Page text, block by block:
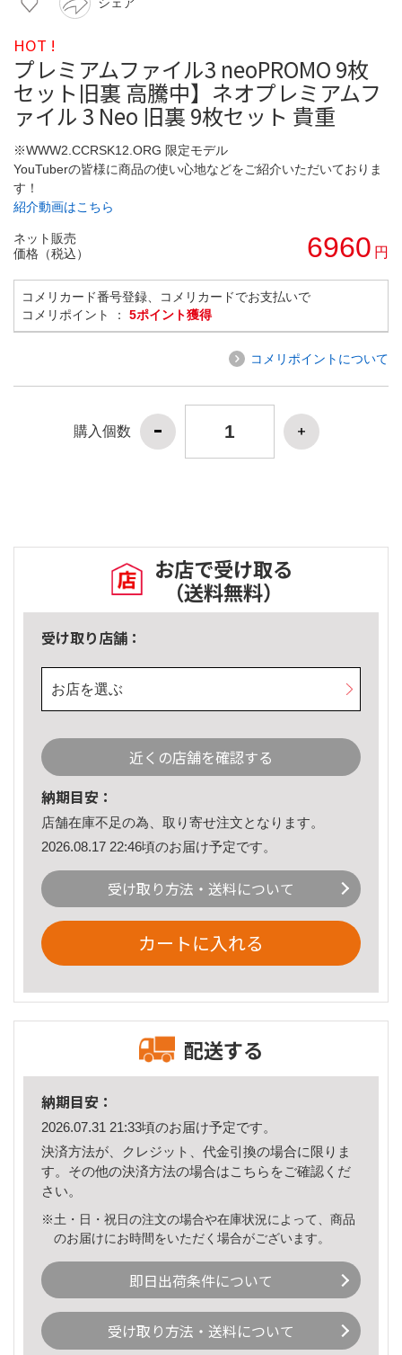
シェア
HOT !
プレミアムファイル3 neoPROMO 9枚
セット旧裏 高騰中】ネオプレミアムフ
ァイル 3 Neo 旧裏 9枚セット 貴重
※WWW2.CCRSK12.ORG 限定モデル
YouTuberの皆様に商品の使い心地などをご紹介いただいておりま
す！
紹介動画はこちら
ネット販売
価格（税込）
6960 円
コメリカード番号登録、コメリカードでお支払いで
コメリポイント ： 5ポイント獲得
コメリポイントについて
購入個数
お店で受け取る
（送料無料）
受け取り店舗：
お店を選ぶ
近くの店舗を確認する
納期目安：
店舗在庫不足の為、取り寄せ注文となります。
2026.08.17 22:46頃のお届け予定です。
受け取り方法・送料について
カートに入れる
配送する
納期目安：
2026.07.31 21:33頃のお届け予定です。
決済方法が、クレジット、代金引換の場合に限りま
す。その他の決済方法の場合はこちら をご確認くだ
さい。
※土・日・祝日の注文の場合や在庫状況によって、商品
のお届けにお時間をいただく場合がございます。
即日出荷条件について
受け取り方法・送料について